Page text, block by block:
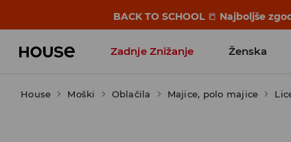
BACK TO SCHOOL 📒 Najboljše
Zadnje Znižanje Ženska
Favoriti vplivnežev
House Moški Oblačila Majice, polo majice